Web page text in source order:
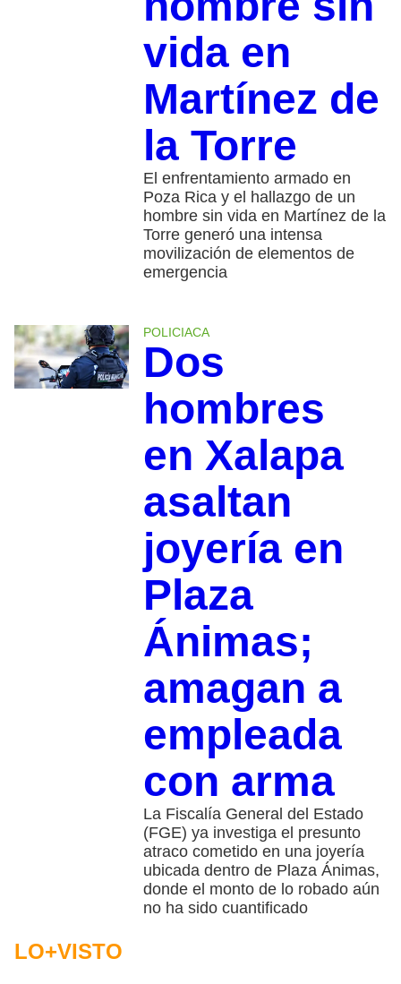
vida en
Martínez de
la Torre
El enfrentamiento armado en
Poza Rica y el hallazgo de un
hombre sin vida en Martínez de la
Torre generó una intensa
movilización de elementos de
emergencia
POLICIACA
Dos
hombres
en Xalapa
asaltan
joyería en
Plaza
Ánimas;
amagan a
empleada
con arma
La Fiscalía General del Estado
(FGE) ya investiga el presunto
atraco cometido en una joyería
ubicada dentro de Plaza Ánimas,
donde el monto de lo robado aún
no ha sido cuantificado
LO+VISTO